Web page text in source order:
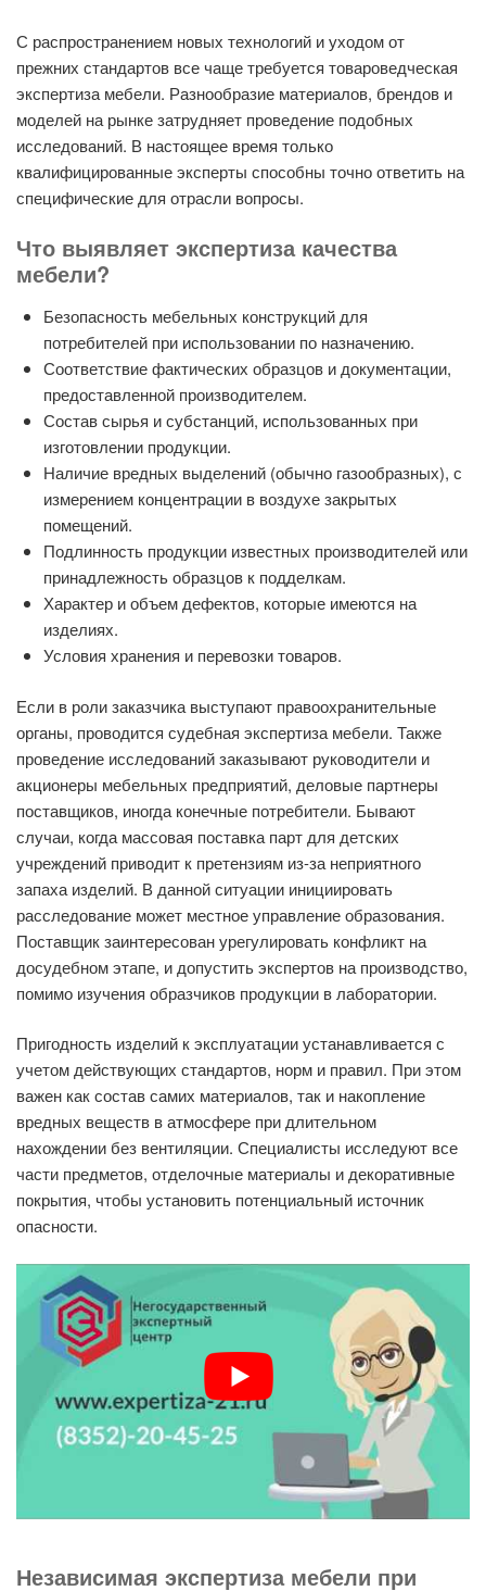
С распространением новых технологий и уходом от
прежних стандартов все чаще требуется товароведческая
экспертиза мебели. Разнообразие материалов, брендов и
моделей на рынке затрудняет проведение подобных
исследований. В настоящее время только
квалифицированные эксперты способны точно ответить на
специфические для отрасли вопросы.
Что выявляет экспертиза качества
мебели?
Безопасность мебельных конструкций для
потребителей при использовании по назначению.
Соответствие фактических образцов и документации,
предоставленной производителем.
Состав сырья и субстанций, использованных при
изготовлении продукции.
Наличие вредных выделений (обычно газообразных), с
измерением концентрации в воздухе закрытых
помещений.
Подлинность продукции известных производителей или
принадлежность образцов к подделкам.
Характер и объем дефектов, которые имеются на
изделиях.
Условия хранения и перевозки товаров.
Если в роли заказчика выступают правоохранительные
органы, проводится судебная экспертиза мебели. Также
проведение исследований заказывают руководители и
акционеры мебельных предприятий, деловые партнеры
поставщиков, иногда конечные потребители. Бывают
случаи, когда массовая поставка парт для детских
учреждений приводит к претензиям из-за неприятного
запаха изделий. В данной ситуации инициировать
расследование может местное управление образования.
Поставщик заинтересован урегулировать конфликт на
досудебном этапе, и допустить экспертов на производство,
помимо изучения образчиков продукции в лаборатории.
Пригодность изделий к эксплуатации устанавливается с
учетом действующих стандартов, норм и правил. При этом
важен как состав самих материалов, так и накопление
вредных веществ в атмосфере при длительном
нахождении без вентиляции. Специалисты исследуют все
части предметов, отделочные материалы и декоративные
покрытия, чтобы установить потенциальный источник
опасности.
Независимая экспертиза мебели при